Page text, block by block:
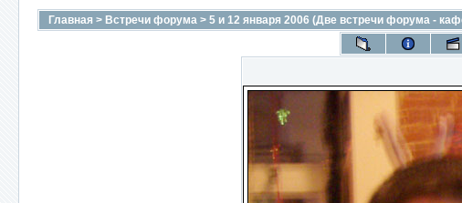
Главная > Встречи форума > 5 и 12 января 2006 (Две встречи форума -